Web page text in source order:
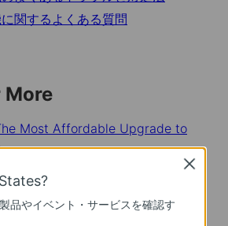
関するよくある質問
More
Most Affordable Upgrade to
Guide to Powerline Adapter in
品やイベント・サービスを確認す
Close